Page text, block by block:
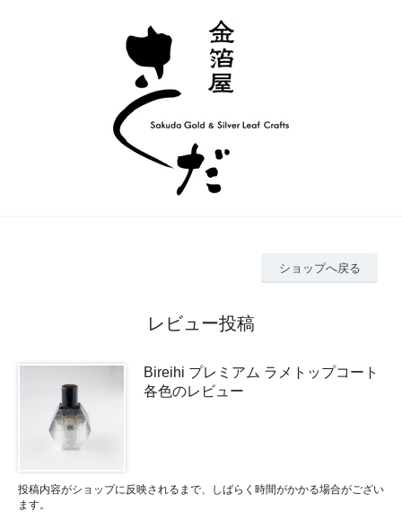
ショップへ戻る
レビュー投稿
Bireihi プレミアム ラメトップコート
各色のレビュー
投稿内容がショップに反映されるまで、しばらく時間がかかる場合がござい
ます。